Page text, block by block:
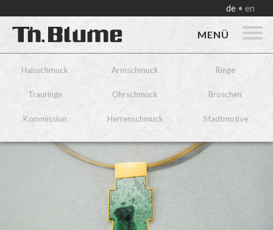
de en
MENÜ
Halsschmuck Armschmuck Ringe
Trauringe Ohrschmuck Broschen
Kommission Herrenschmuck Stadtmotive